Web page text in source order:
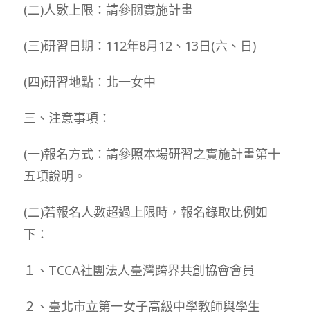
(二)人數上限：請參閱實施計畫
(三)研習日期：112年8月12、13日(六、日)
(四)研習地點：北一女中
三、注意事項：
(一)報名方式：請參照本場研習之實施計畫第十
五項說明。
(二)若報名人數超過上限時，報名錄取比例如
下：
１、TCCA社團法人臺灣跨界共創協會會員
２、臺北市立第一女子高級中學教師與學生